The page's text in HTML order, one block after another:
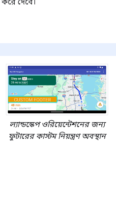
দেবে।
ল্যান্ডস্কেপ ওরিয়েন্টেশনের জন্য
ফুটারের কাস্টম নিয়ন্ত্রণ অবস্থান